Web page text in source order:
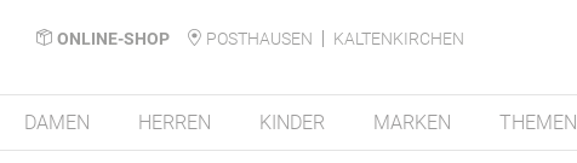
ONLINE-SHOP POSTHAUSEN
KALTENKIRCHEN
DAMEN HERREN KINDER MARKEN THEMEN